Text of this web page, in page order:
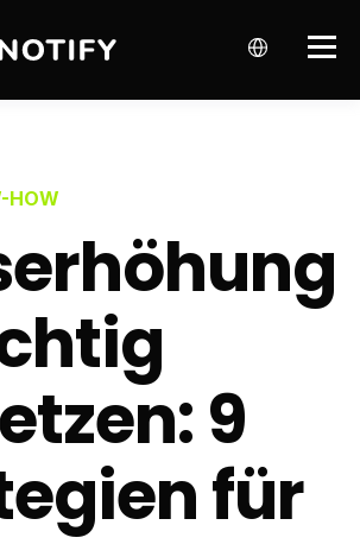
HOW
9
für